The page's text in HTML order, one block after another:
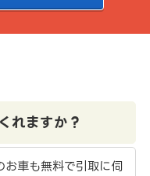
れますか？
お車も無料で引取に伺